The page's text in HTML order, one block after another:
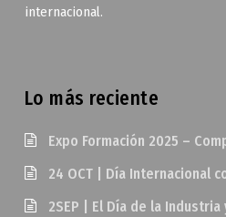
internacional.
Lo más reciente
Expo Formación 2025 –
24 OCT | Día Internacional
2SEP | El Día de la